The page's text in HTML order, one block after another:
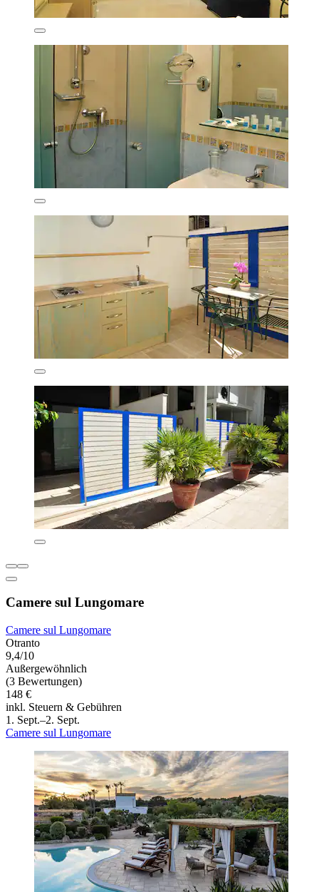
Camere sul Lungomare
Camere sul Lungomare
Otranto
9,4/10
Außergewöhnlich
(3 Bewertungen)
148 €
inkl. Steuern & Gebühren
1. Sept.–2. Sept.
Camere sul Lungomare